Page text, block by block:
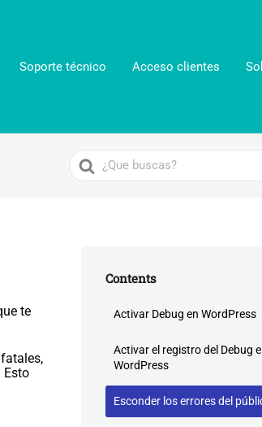
Soporte técnico Acceso clientes
Search
For
te
Esto
Contents
Activar Debug en WordPress
Activar el registro del Debug
WordPress
Esconder los errores del